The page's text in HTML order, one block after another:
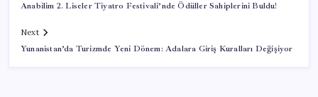
Anabilim 2. Liseler Tiyatro Festivali’nde Ödüller Sahiplerini Buldu!
Next
Yunanistan’da Turizmde Yeni Dönem: Adalara Giriş Kuralları Değişiyor